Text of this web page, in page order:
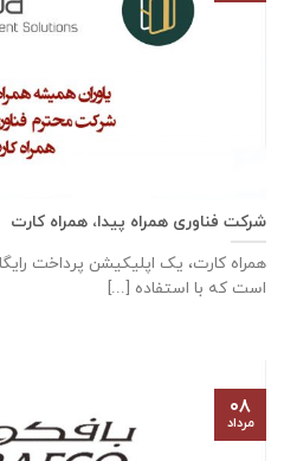
شرکت فناوری همراه پیدا، همراه کارت
است که با استفاده [...]
۰۸
مرداد